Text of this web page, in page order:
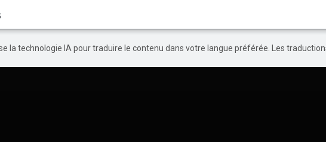
la technologie IA pour traduire le contenu dans votre langue préférée. Les